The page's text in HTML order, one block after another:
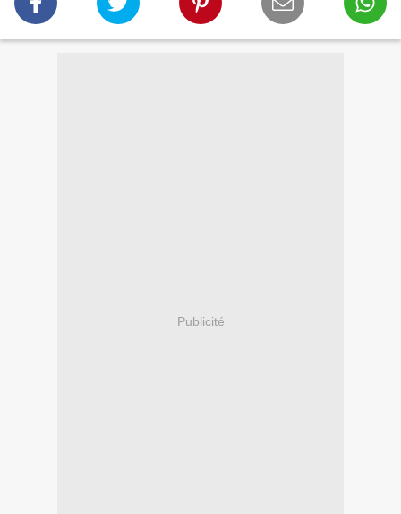
Publicité